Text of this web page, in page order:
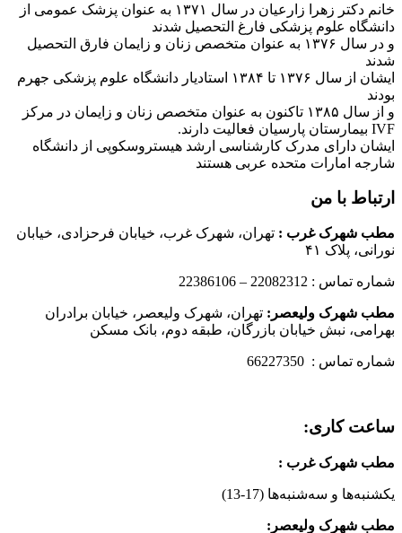
خانم دکتر زهرا زارعیان در سال ۱۳۷۱ به عنوان پزشک عمومی از
دانشگاه علوم پزشکی فارغ التحصیل شدند
و در سال ۱۳۷۶ به عنوان متخصص زنان و زایمان فارق التحصیل
شدند
ایشان از سال ۱۳۷۶ تا ۱۳۸۴ استادیار دانشگاه علوم پزشکی جهرم
بودند
و از سال ۱۳۸۵ تاکنون به عنوان متخصص زنان و زایمان در مرکز
IVF بیمارستان پارسیان فعالیت دارند.
ایشان دارای مدرک کارشناسی ارشد هیستروسکوپی از دانشگاه
شارجه امارات متحده عربی هستند
ارتباط با من
مطب شهرک غرب : تهران، شهرک غرب، خیابان فرحزادی، خیابان
نورانی، پلاک ۴۱
شماره تماس : 22082312 – 22386106
مطب شهرک ولیعصر: تهران، شهرک ولیعصر، خیابان برادران
بهرامی، نبش خیابان بازرگان، طبقه دوم، بانک مسکن
شماره تماس : 66227350
ساعت کاری:
مطب شهرک غرب :
یکشنبه‌ها و سه‌شنبه‌ها (17-13)
مطب شهرک ولیعصر: